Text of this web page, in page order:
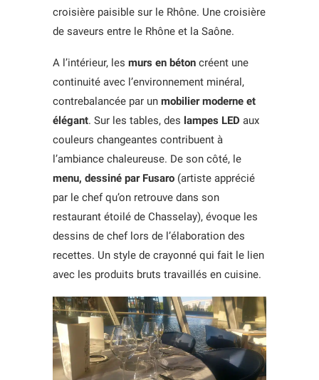
croisière paisible sur le Rhône. Une croisière
de saveurs entre le Rhône et la Saône.
A l’intérieur, les murs en béton créent une
continuité avec l’environnement minéral,
contrebalancée par un mobilier moderne et
élégant. Sur les tables, des lampes LED aux
couleurs changeantes contribuent à
l’ambiance chaleureuse. De son côté, le
menu, dessiné par Fusaro (artiste apprécié
par le chef qu’on retrouve dans son
restaurant étoilé de Chasselay), évoque les
dessins de chef lors de l’élaboration des
recettes. Un style de crayonné qui fait le lien
avec les produits bruts travaillés en cuisine.